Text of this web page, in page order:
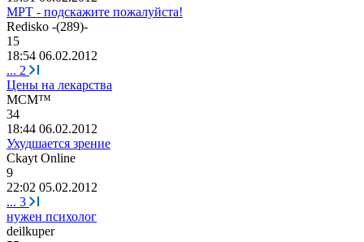
МРТ - подскажите пожалуйста!
Redisko -(289)-
15
18:54 06.02.2012
... 2
Цены на лекарства
MСM™
34
18:44 06.02.2012
Ухудшаетcя зрение
Ckayt Online
9
22:02 05.02.2012
... 3
нужен психолог
deilkuper